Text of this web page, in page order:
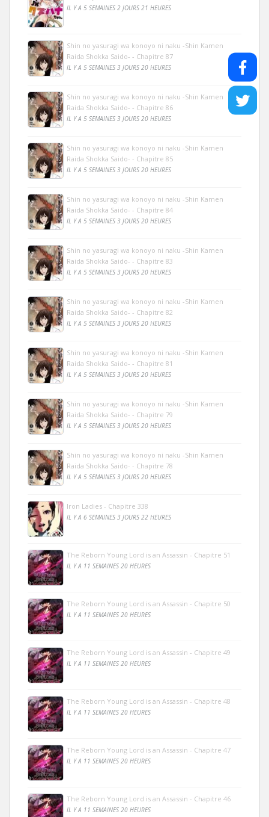
IL Y A 5 SEMAINES 2 JOURS 21 HEURES
Shin no yasuragi wa konoyo ni naku -Shin Kamen
Raida Shokka Saido- - Chapitre 87
IL Y A 5 SEMAINES 3 JOURS 20 HEURES
Shin no yasuragi wa konoyo ni naku -Shin Kamen
Raida Shokka Saido- - Chapitre 86
IL Y A 5 SEMAINES 3 JOURS 20 HEURES
Shin no yasuragi wa konoyo ni naku -Shin Kamen
Raida Shokka Saido- - Chapitre 85
IL Y A 5 SEMAINES 3 JOURS 20 HEURES
Shin no yasuragi wa konoyo ni naku -Shin Kamen
Raida Shokka Saido- - Chapitre 84
IL Y A 5 SEMAINES 3 JOURS 20 HEURES
Shin no yasuragi wa konoyo ni naku -Shin Kamen
Raida Shokka Saido- - Chapitre 83
IL Y A 5 SEMAINES 3 JOURS 20 HEURES
Shin no yasuragi wa konoyo ni naku -Shin Kamen
Raida Shokka Saido- - Chapitre 82
IL Y A 5 SEMAINES 3 JOURS 20 HEURES
Shin no yasuragi wa konoyo ni naku -Shin Kamen
Raida Shokka Saido- - Chapitre 81
IL Y A 5 SEMAINES 3 JOURS 20 HEURES
Shin no yasuragi wa konoyo ni naku -Shin Kamen
Raida Shokka Saido- - Chapitre 79
IL Y A 5 SEMAINES 3 JOURS 20 HEURES
Shin no yasuragi wa konoyo ni naku -Shin Kamen
Raida Shokka Saido- - Chapitre 78
IL Y A 5 SEMAINES 3 JOURS 20 HEURES
Iron Ladies - Chapitre 338
IL Y A 6 SEMAINES 3 JOURS 22 HEURES
The Reborn Young Lord is an Assassin - Chapitre 51
IL Y A 11 SEMAINES 20 HEURES
The Reborn Young Lord is an Assassin - Chapitre 50
IL Y A 11 SEMAINES 20 HEURES
The Reborn Young Lord is an Assassin - Chapitre 49
IL Y A 11 SEMAINES 20 HEURES
The Reborn Young Lord is an Assassin - Chapitre 48
IL Y A 11 SEMAINES 20 HEURES
The Reborn Young Lord is an Assassin - Chapitre 47
IL Y A 11 SEMAINES 20 HEURES
The Reborn Young Lord is an Assassin - Chapitre 46
IL Y A 11 SEMAINES 20 HEURES